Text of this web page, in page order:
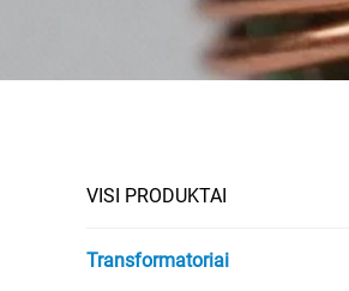
VISI PRODUKTAI
Transformatoriai